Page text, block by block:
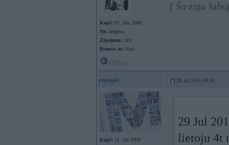
Kopš: 02. Jun 2008
No: Jelgava
Ziņojumi: 119
Braucu ar: Auto
[ Šo ziņu
rumpis 29. Jul 2014, 09:16
Kopš: 21. Jul 2008
29 Jul
lietoju 4t